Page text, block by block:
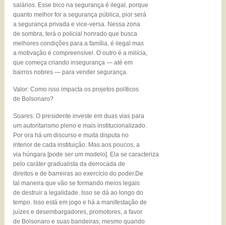
salários. Esse bico na segurança é ilegal, porque
quanto melhor for a segurança pública, pior será
a segurança privada e vice-versa. Nessa zona
de sombra, terá o policial honrado que busca
melhores condições para a família, é ilegal mas
a motivação é compreensível. O outro é a milícia,
que começa criando insegurança — até em
bairros nobres — para vender segurança.
Valor: Como isso impacta os projetos políticos
de Bolsonaro?
Soares: O presidente investe em duas vias para
um autoritarismo pleno e mais institucionalizado.
Por ora há um discurso e muita disputa no
interior de cada instituição. Mas aos poucos, a
via húngara [pode ser um modelo]. Ela se caracteriza
pelo caráter gradualista da derrocada de
direitos e de barreiras ao exercício do poder.De
tal maneira que vão se formando meios legais
de destruir a legalidade. Isso se dá ao longo do
tempo. Isso está em jogo e há a manifestação de
juízes e desembargadores, promotores, a favor
de Bolsonaro e suas bandeiras, mesmo quando